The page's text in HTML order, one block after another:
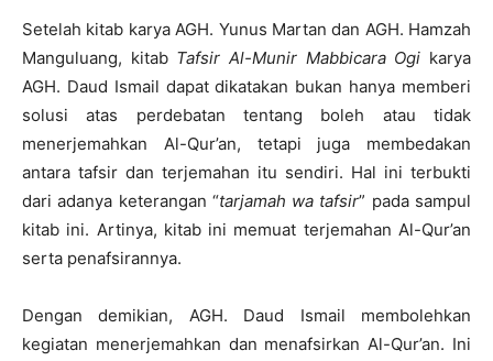
Setelah kitab karya AGH. Yunus Martan dan AGH. Hamzah
Manguluang, kitab Tafsir Al-Munir Mabbicara Ogi karya
AGH. Daud Ismail dapat dikatakan bukan hanya memberi
solusi atas perdebatan tentang boleh atau tidak
menerjemahkan Al-Qur’an, tetapi juga membedakan
antara tafsir dan terjemahan itu sendiri. Hal ini terbukti
dari adanya keterangan “tarjamah wa tafsir” pada sampul
kitab ini. Artinya, kitab ini memuat terjemahan Al-Qur’an
serta penafsirannya.
Dengan demikian, AGH. Daud Ismail membolehkan
kegiatan menerjemahkan dan menafsirkan Al-Qur’an. Ini